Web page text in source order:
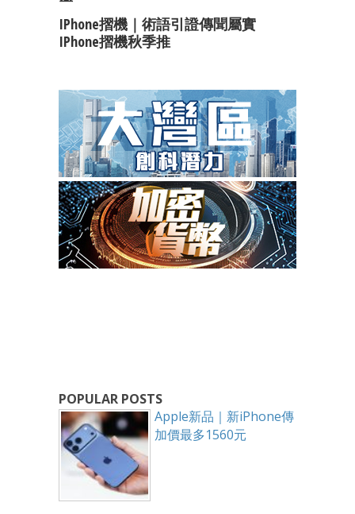
IPhone摺機｜術語引證傳聞屬實
IPhone摺機秋季推
POPULAR POSTS
Apple新品｜新iPhone傳
加價最多1560元